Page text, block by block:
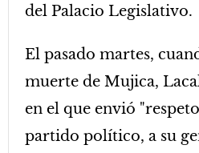
del Palacio Legislativo.
El pasado martes,
muerte de Mujica,
en el que envió
partido político, a su